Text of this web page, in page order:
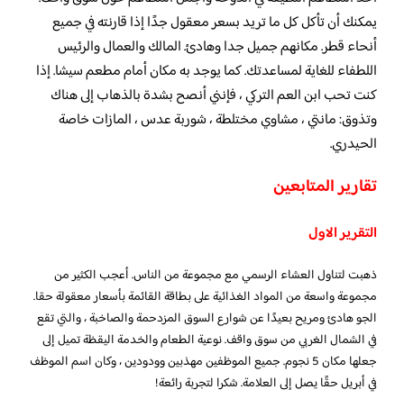
يمكنك أن تأكل كل ما تريد بسعر معقول جدًا إذا قارنته في جميع
أنحاء قطر. مكانهم جميل جدا وهادئ. المالك والعمال والرئيس
اللطفاء للغاية لمساعدتك. كما يوجد به مكان أمام مطعم سيشا. إذا
كنت تحب ابن العم التركي ، فإنني أنصح بشدة بالذهاب إلى هناك
وتذوق: مانتي ، مشاوي مختلطة ، شوربة عدس ، المازات خاصة
الحيدري.
تقارير المتابعين
التقرير الاول
ذهبت لتناول العشاء الرسمي مع مجموعة من الناس. أعجب الكثير من
مجموعة واسعة من المواد الغذائية على بطاقة القائمة بأسعار معقولة حقا.
الجو هادئ ومريح بعيدًا عن شوارع السوق المزدحمة والصاخبة ، والتي تقع
في الشمال الغربي من سوق واقف. نوعية الطعام والخدمة اليقظة تميل إلى
جعلها مكان 5 نجوم. جميع الموظفين مهذبين وودودين ، وكان اسم الموظف
في أبريل حقًا يصل إلى العلامة. شكرا لتجربة رائعة!